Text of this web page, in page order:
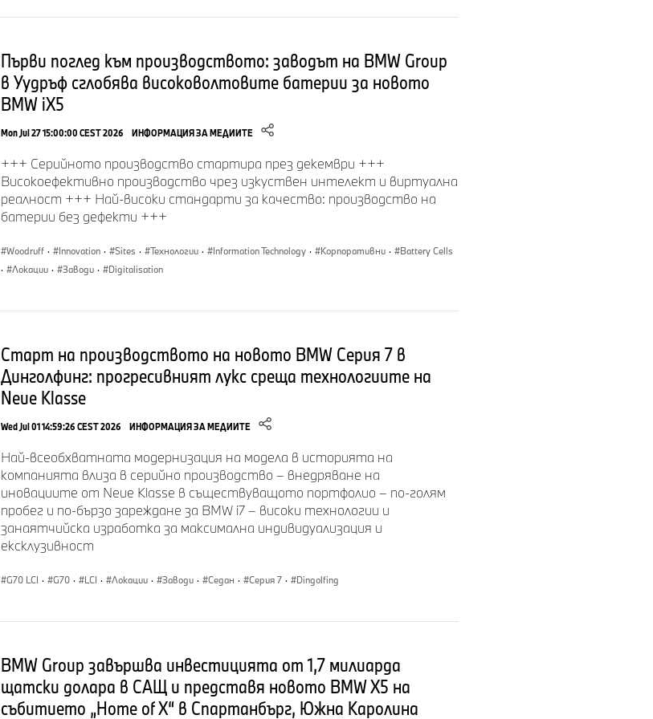
Първи поглед към производството: заводът на BMW Group
в Уудръф сглобява високоволтовите батерии за новото
BMW iX5
Mon Jul 27 15:00:00 CEST 2026 ИНФОРМАЦИЯ ЗА МЕДИИТЕ
+++ Серийното производство стартира през декември +++
Високоефективно производство чрез изкуствен интелект и виртуална
реалност +++ Най-високи стандарти за качество: производство на
батерии без дефекти +++
Woodruff · Innovation · Sites · Технологии · Information Technology · Корпоративни ·
Battery Cells
·
Локации · Заводи · Digitalisation
Старт на производството на новото BMW Серия 7 в
Динголфинг: прогресивният лукс среща технологиите на
Neue Klasse
Wed Jul 01 14:59:26 CEST 2026 ИНФОРМАЦИЯ ЗА МЕДИИТЕ
Най-всеобхватната модернизация на модела в историята на
компанията влиза в серийно производство – внедряване на
иновациите от Neue Klasse в съществуващото портфолио – по-голям
пробег и по-бързо зареждане за BMW i7 – високи технологии и
занаятчийска изработка за максимална индивидуализация и
ексклузивност
G70 LCI · G70 · LCI · Локации · Заводи · Седан · Серия 7 · Dingolfing
BMW Group завършва инвестицията от 1,7 милиарда
щатски долара в САЩ и представя новото BMW X5 на
събитието „Home of X“ в Спартанбърг, Южна Каролина